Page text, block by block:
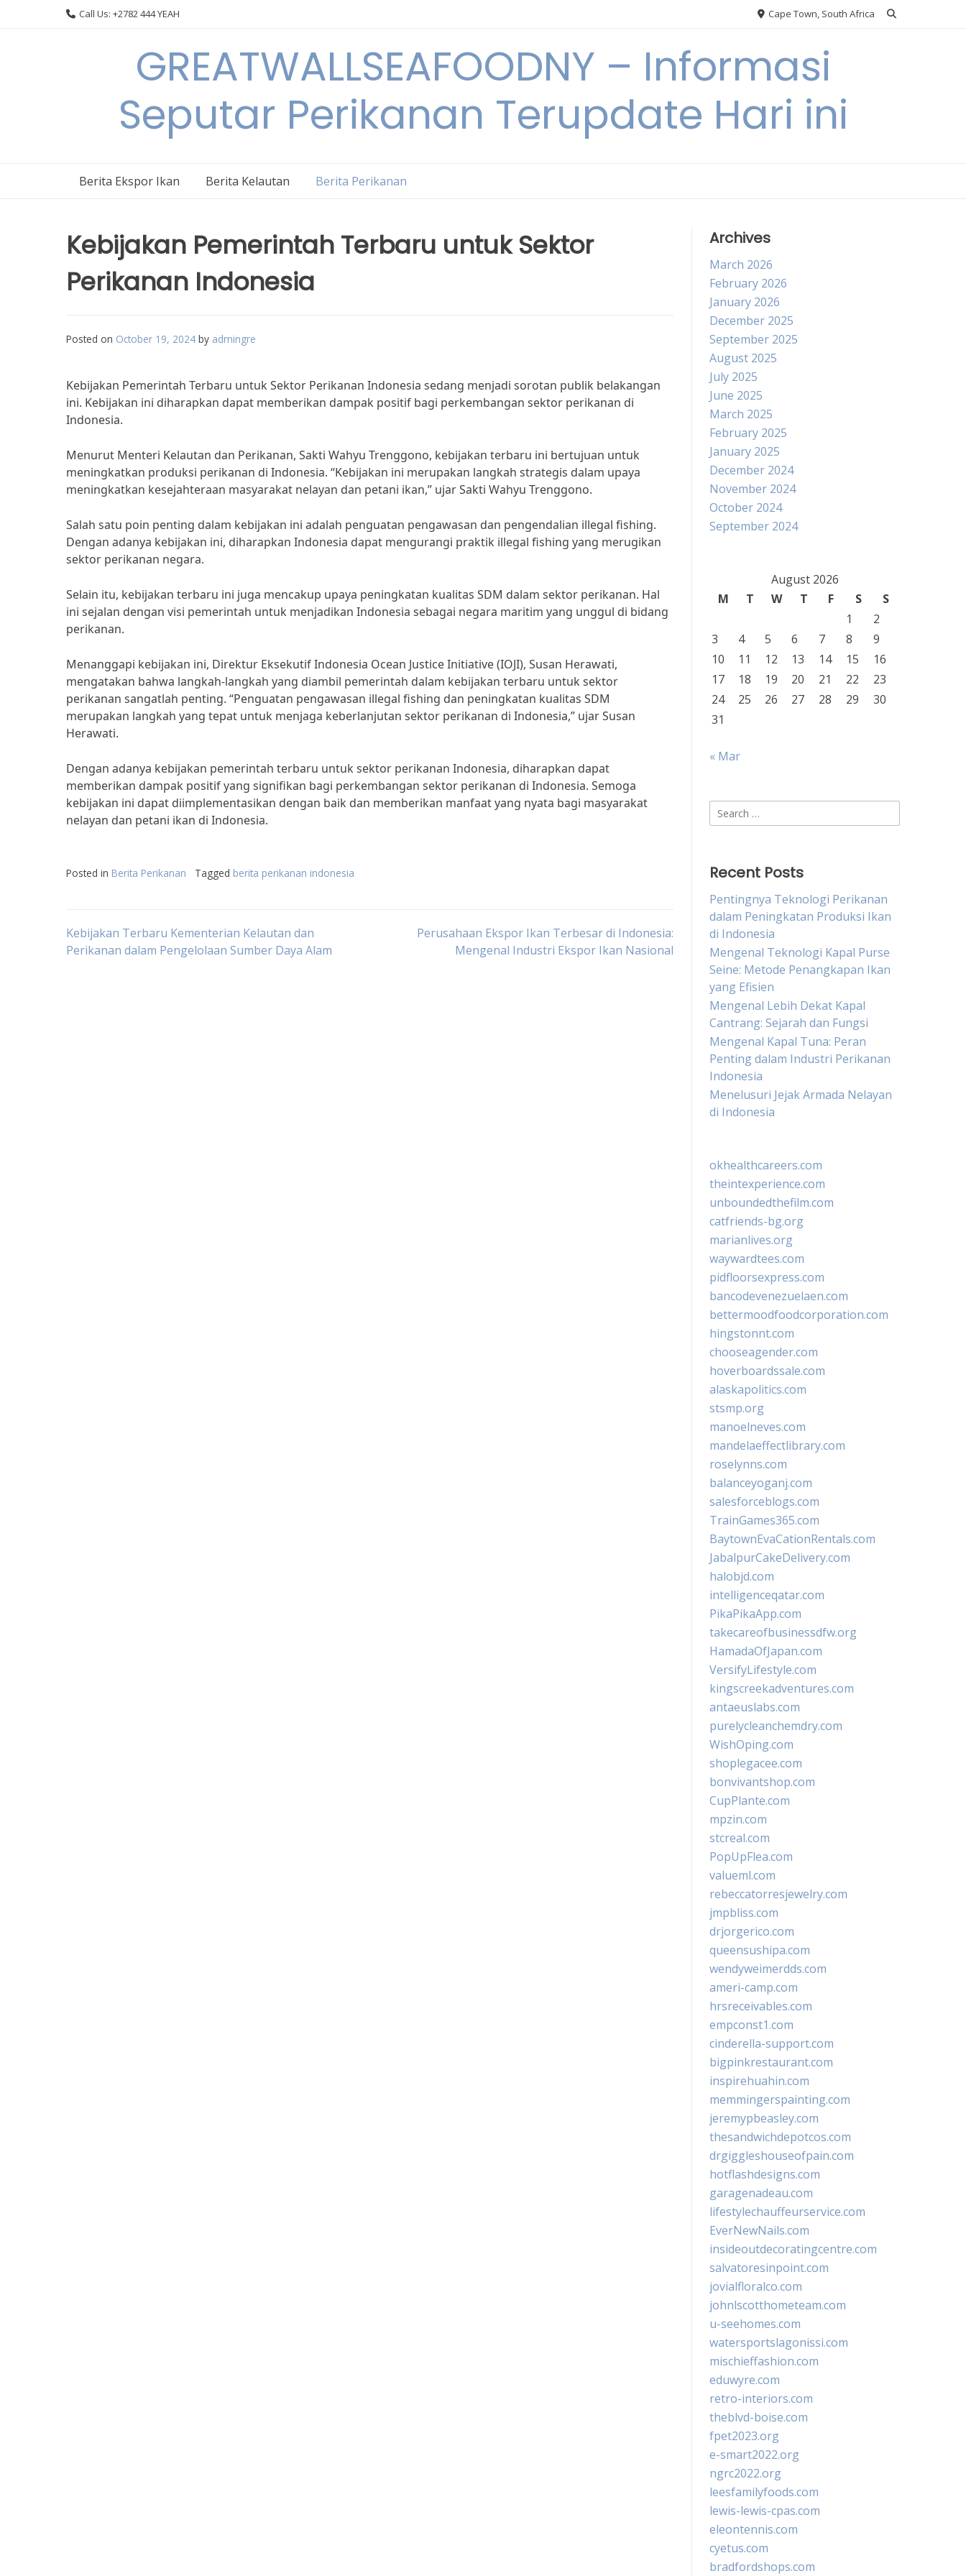
Call Us: +2782 444 YEAH Cape Town, South Africa
GREATWALLSEAFOODNY – Informasi
Seputar Perikanan Terupdate Hari ini
Berita Ekspor Ikan Berita Kelautan Berita Perikanan
Kebijakan Pemerintah Terbaru untuk Sektor
Perikanan Indonesia
Posted on October 19, 2024 by admingre
Kebijakan Pemerintah Terbaru untuk Sektor Perikanan Indonesia sedang menjadi sorotan publik belakangan
ini. Kebijakan ini diharapkan dapat memberikan dampak positif bagi perkembangan sektor perikanan di
Indonesia.
Menurut Menteri Kelautan dan Perikanan, Sakti Wahyu Trenggono, kebijakan terbaru ini bertujuan untuk
meningkatkan produksi perikanan di Indonesia. “Kebijakan ini merupakan langkah strategis dalam upaya
meningkatkan kesejahteraan masyarakat nelayan dan petani ikan,” ujar Sakti Wahyu Trenggono.
Salah satu poin penting dalam kebijakan ini adalah penguatan pengawasan dan pengendalian illegal fishing.
Dengan adanya kebijakan ini, diharapkan Indonesia dapat mengurangi praktik illegal fishing yang merugikan
sektor perikanan negara.
Selain itu, kebijakan terbaru ini juga mencakup upaya peningkatan kualitas SDM dalam sektor perikanan. Hal
ini sejalan dengan visi pemerintah untuk menjadikan Indonesia sebagai negara maritim yang unggul di bidang
perikanan.
Menanggapi kebijakan ini, Direktur Eksekutif Indonesia Ocean Justice Initiative (IOJI), Susan Herawati,
mengatakan bahwa langkah-langkah yang diambil pemerintah dalam kebijakan terbaru untuk sektor
perikanan sangatlah penting. “Penguatan pengawasan illegal fishing dan peningkatan kualitas SDM
merupakan langkah yang tepat untuk menjaga keberlanjutan sektor perikanan di Indonesia,” ujar Susan
Herawati.
Dengan adanya kebijakan pemerintah terbaru untuk sektor perikanan Indonesia, diharapkan dapat
memberikan dampak positif yang signifikan bagi perkembangan sektor perikanan di Indonesia. Semoga
kebijakan ini dapat diimplementasikan dengan baik dan memberikan manfaat yang nyata bagi masyarakat
nelayan dan petani ikan di Indonesia.
Posted in Berita Perikanan Tagged berita perikanan indonesia
Post
Kebijakan Terbaru Kementerian Kelautan dan
Perikanan dalam Pengelolaan Sumber Daya Alam
Perusahaan Ekspor Ikan Terbesar di Indonesia:
Mengenal Industri Ekspor Ikan Nasional
Archives
March 2026
February 2026
January 2026
December 2025
September 2025
August 2025
July 2025
June 2025
March 2025
February 2025
January 2025
December 2024
November 2024
October 2024
September 2024
August 2026
M
T W T F S
S
1
2
3
4 5 6 7 8
9
10
11 12 13 14 15
16
17
18 19 20 21 22
23
24
25 26 27 28 29
30
31
« Mar
Search
for:
Recent Posts
Pentingnya Teknologi Perikanan
dalam Peningkatan Produksi Ikan
di Indonesia
Mengenal Teknologi Kapal Purse
Seine: Metode Penangkapan Ikan
yang Efisien
Mengenal Lebih Dekat Kapal
Cantrang: Sejarah dan Fungsi
Mengenal Kapal Tuna: Peran
Penting dalam Industri Perikanan
Indonesia
Menelusuri Jejak Armada Nelayan
di Indonesia
okhealthcareers.com
theintexperience.com
unboundedthefilm.com
catfriends-bg.org
marianlives.org
waywardtees.com
pidfloorsexpress.com
bancodevenezuelaen.com
bettermoodfoodcorporation.com
hingstonnt.com
chooseagender.com
hoverboardssale.com
alaskapolitics.com
stsmp.org
manoelneves.com
mandelaeffectlibrary.com
roselynns.com
balanceyoganj.com
salesforceblogs.com
TrainGames365.com
BaytownEvaCationRentals.com
JabalpurCakeDelivery.com
halobjd.com
intelligenceqatar.com
PikaPikaApp.com
takecareofbusinessdfw.org
HamadaOfJapan.com
VersifyLifestyle.com
kingscreekadventures.com
antaeuslabs.com
purelycleanchemdry.com
WishOping.com
shoplegacee.com
bonvivantshop.com
CupPlante.com
mpzin.com
stcreal.com
PopUpFlea.com
valueml.com
rebeccatorresjewelry.com
jmpbliss.com
drjorgerico.com
queensushipa.com
wendyweimerdds.com
ameri-camp.com
hrsreceivables.com
empconst1.com
cinderella-support.com
bigpinkrestaurant.com
inspirehuahin.com
memmingerspainting.com
jeremypbeasley.com
thesandwichdepotcos.com
drgiggleshouseofpain.com
hotflashdesigns.com
garagenadeau.com
lifestylechauffeurservice.com
EverNewNails.com
insideoutdecoratingcentre.com
salvatoresinpoint.com
jovialfloralco.com
johnlscotthometeam.com
u-seehomes.com
watersportslagonissi.com
mischieffashion.com
eduwyre.com
retro-interiors.com
theblvd-boise.com
fpet2023.org
e-smart2022.org
ngrc2022.org
leesfamilyfoods.com
lewis-lewis-cpas.com
eleontennis.com
cyetus.com
bradfordshops.com